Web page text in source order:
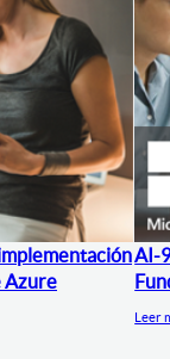
Azure
AI-
Leer